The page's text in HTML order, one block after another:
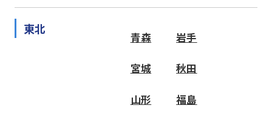
東北
青森 岩手
宮城 秋田
山形 福島